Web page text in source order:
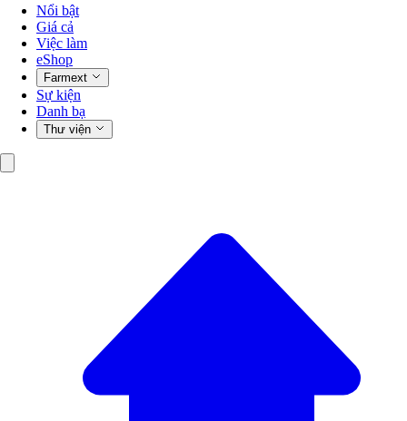
Nổi bật
Giá cả
Việc làm
eShop
Farmext
Sự kiện
Danh bạ
Thư viện